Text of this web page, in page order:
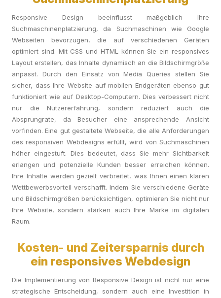
Responsive Design beeinflusst maßgeblich Ihre
Suchmaschinenplatzierung, da Suchmaschinen wie Google
Webseiten bevorzugen, die auf verschiedenen Geräten
optimiert sind. Mit CSS und HTML können Sie ein responsives
Layout erstellen, das Inhalte dynamisch an die Bildschirmgröße
anpasst. Durch den Einsatz von Media Queries stellen Sie
sicher, dass Ihre Website auf mobilen Endgeräten ebenso gut
funktioniert wie auf Desktop-Computern. Dies verbessert nicht
nur die Nutzererfahrung, sondern reduziert auch die
Absprungrate, da Besucher eine ansprechende Ansicht
vorfinden. Eine gut gestaltete Webseite, die alle Anforderungen
des responsiven Webdesigns erfüllt, wird von Suchmaschinen
höher eingestuft. Dies bedeutet, dass Sie mehr Sichtbarkeit
erlangen und potenzielle Kunden besser erreichen können.
Ihre Inhalte werden gezielt verbreitet, was Ihnen einen klaren
Wettbewerbsvorteil verschafft. Indem Sie verschiedene Geräte
und Bildschirmgrößen berücksichtigen, optimieren Sie nicht nur
Ihre Website, sondern stärken auch Ihre Marke im digitalen
Raum.
Kosten- und Zeitersparnis durch
ein responsives Webdesign
Die Implementierung von Responsive Design ist nicht nur eine
strategische Entscheidung, sondern auch eine Investition in